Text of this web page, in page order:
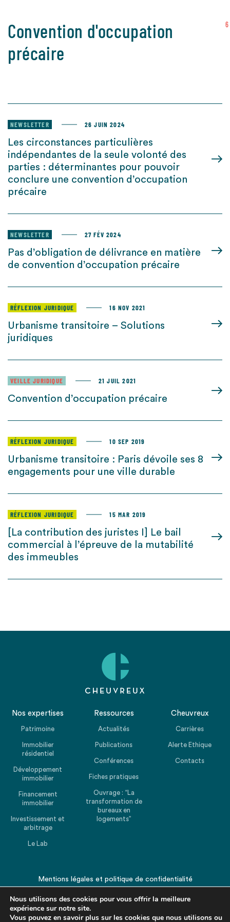
Convention d'occupation
précaire
6
NEWSLETTER 26 JUIN 2024
Les circonstances particulières
indépendantes de la seule volonté des
parties : déterminantes pour pouvoir
conclure une convention d’occupation
précaire
NEWSLETTER 27 FÉV 2024
Pas d’obligation de délivrance en matière
de convention d’occupation précaire
RÉFLEXION JURIDIQUE 16 NOV 2021
Urbanisme transitoire – Solutions
juridiques
VEILLE JURIDIQUE 21 JUIL 2021
Convention d’occupation précaire
RÉFLEXION JURIDIQUE 10 SEP 2019
Urbanisme transitoire : Paris dévoile ses 8
engagements pour une ville durable
RÉFLEXION JURIDIQUE 15 MAR 2019
[La contribution des juristes I] Le bail
commercial à l’épreuve de la mutabilité
des immeubles
Nos expertises
Patrimoine
Immobilier
résidentiel
Développement
immobilier
Financement
immobilier
Investissement et
arbitrage
Le Lab
Ressources
Actualités
Publications
Conférences
Fiches pratiques
Ouvrage : “La
transformation de
bureaux en
logements”
Cheuvreux
Carrières
Alerte Ethique
Contacts
Mentions légales et politique de confidentialité
Nous utilisons des cookies pour vous offrir la meilleure
expérience sur notre site.
Vous pouvez en savoir plus sur les cookies que nous utilisons ou